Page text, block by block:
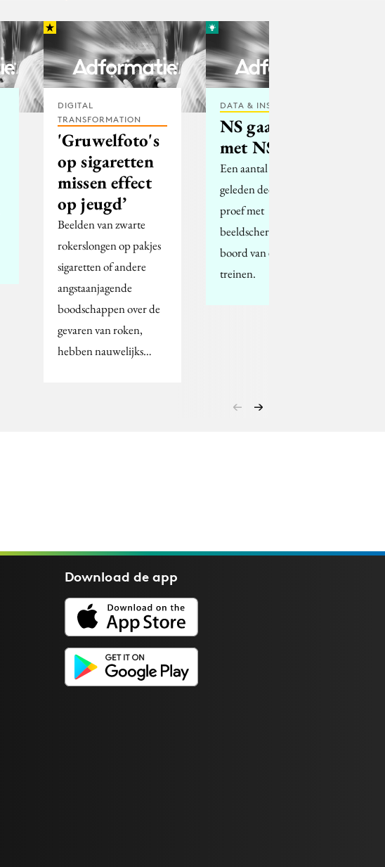
DIGITAL
TRANSFORMATION
'Gruwelfoto's
op sigaretten
missen effect
op jeugd’
Beelden van zwarte
rokerslongen op pakjes
sigaretten of andere
angstaanjagende
boodschappen over de
gevaren van roken,
hebben nauwelijks…
DATA & INSIGHTS
NS gaat door
met NS TV
Een aantal maanden
geleden deed de NS een
proef met
beeldschermen aan
boord van een aantal
treinen.
Download deapp